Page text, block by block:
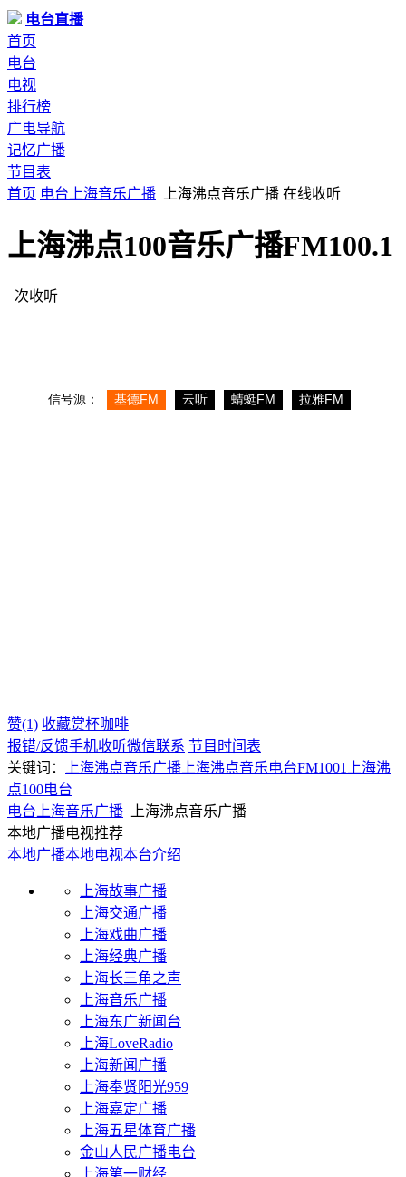
电台直播
首页
电台
电视
排行榜
广电导航
记忆广播
节目表
首页 电台 上海音乐广播 上海沸点音乐广播 在线收听
上海沸点100音乐广播FM100.1
次收听
赞(1) 收藏赏杯咖啡
报错/反馈手机收听微信联系 节目时间表
关键词：
上海沸点音乐广播 上海沸点音乐电台FM1001
上海沸
点100电台
电台 上海音乐广播
上海沸点音乐广播
本地广播电视推荐
本地广播本地电视本台介绍
上海故事广播
上海交通广播
上海戏曲广播
上海经典广播
上海长三角之声
上海音乐广播
上海东广新闻台
上海LoveRadio
上海新闻广播
上海奉贤阳光959
上海嘉定广播
上海五星体育广播
金山人民广播电台
上海第一财经